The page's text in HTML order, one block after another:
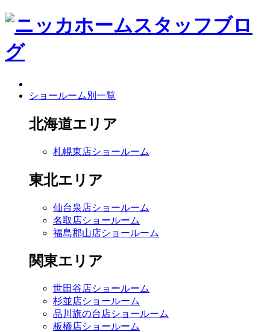
ショールーム別一覧
北海道エリア
札幌東店ショールーム
東北エリア
仙台泉店ショールーム
名取店ショールーム
福島郡山店ショールーム
関東エリア
世田谷店ショールーム
杉並店ショールーム
品川旗の台店ショールーム
板橋店ショールーム